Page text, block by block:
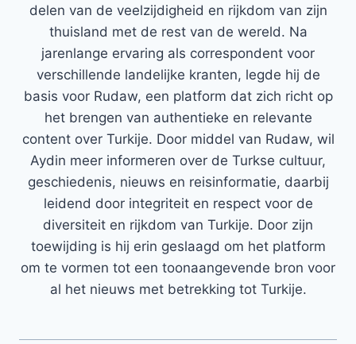
delen van de veelzijdigheid en rijkdom van zijn
thuisland met de rest van de wereld. Na
jarenlange ervaring als correspondent voor
verschillende landelijke kranten, legde hij de
basis voor Rudaw, een platform dat zich richt op
het brengen van authentieke en relevante
content over Turkije. Door middel van Rudaw, wil
Aydin meer informeren over de Turkse cultuur,
geschiedenis, nieuws en reisinformatie, daarbij
leidend door integriteit en respect voor de
diversiteit en rijkdom van Turkije. Door zijn
toewijding is hij erin geslaagd om het platform
om te vormen tot een toonaangevende bron voor
al het nieuws met betrekking tot Turkije.